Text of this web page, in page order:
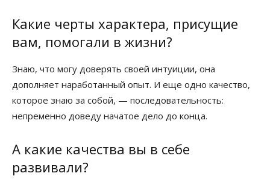
Какие черты характера, присущие
вам, помогали в жизни?
Знаю, что могу доверять своей интуиции, она
дополняет наработанный опыт. И еще одно качество,
которое знаю за собой, — последовательность:
непременно доведу начатое дело до конца.
А какие качества вы в себе
развивали?